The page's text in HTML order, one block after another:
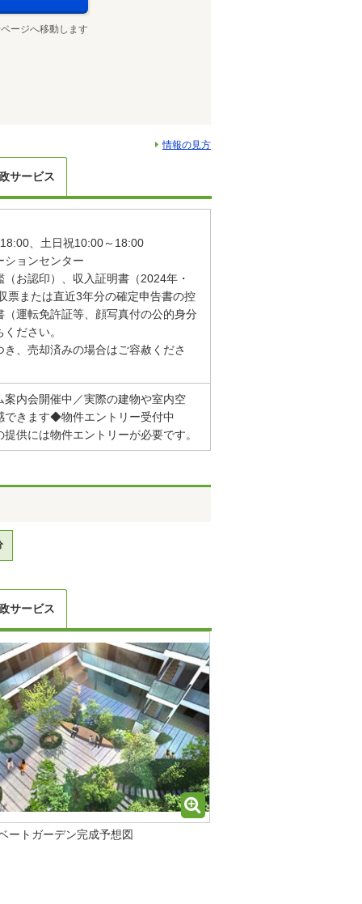
ージへ移動します
情報の見方
サービス
、土日祝10:00～18:00
ションセンター
お認印）、収入証明書（2024年・
票または直近3年分の確定申告書の控
（運転免許証等、顔写真付の公的身分
ださい。
、売却済みの場合はご容赦くださ
案内会開催中／実際の建物や室内空
できます◆物件エントリー受付中
供には物件エントリーが必要です。
サービス
ートガーデン完成予想図